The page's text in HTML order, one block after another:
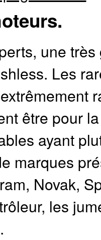
une
Les
être pour
ayant
marques
Novak,
les